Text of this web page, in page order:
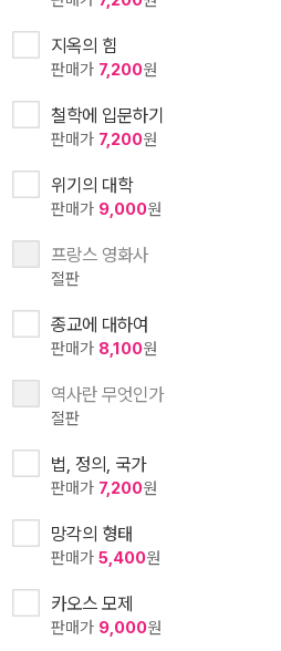
지옥의 힘
판매가 7,200원
철학에 입문하기
판매가 7,200원
위기의 대학
판매가 9,000원
프랑스 영화사
절판
종교에 대하여
판매가 8,100원
역사란 무엇인가
절판
법, 정의, 국가
판매가 7,200원
망각의 형태
판매가 5,400원
카오스 모제
판매가 9,000원